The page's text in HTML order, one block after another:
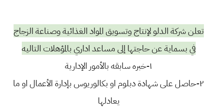
تعلن شركة الدلو لإنتاج وتسويق المواد الغذائية وصناعة الزجاج
في بسماية عن حاجتها إلى مساعد اداري بالمؤهلات التاليه
١-خبره سابقه بالأمور الإدارية
٢-حاصل على شهادة دبلوم او بكالوريوس بإدارة الأعمال او ما
يعادلها